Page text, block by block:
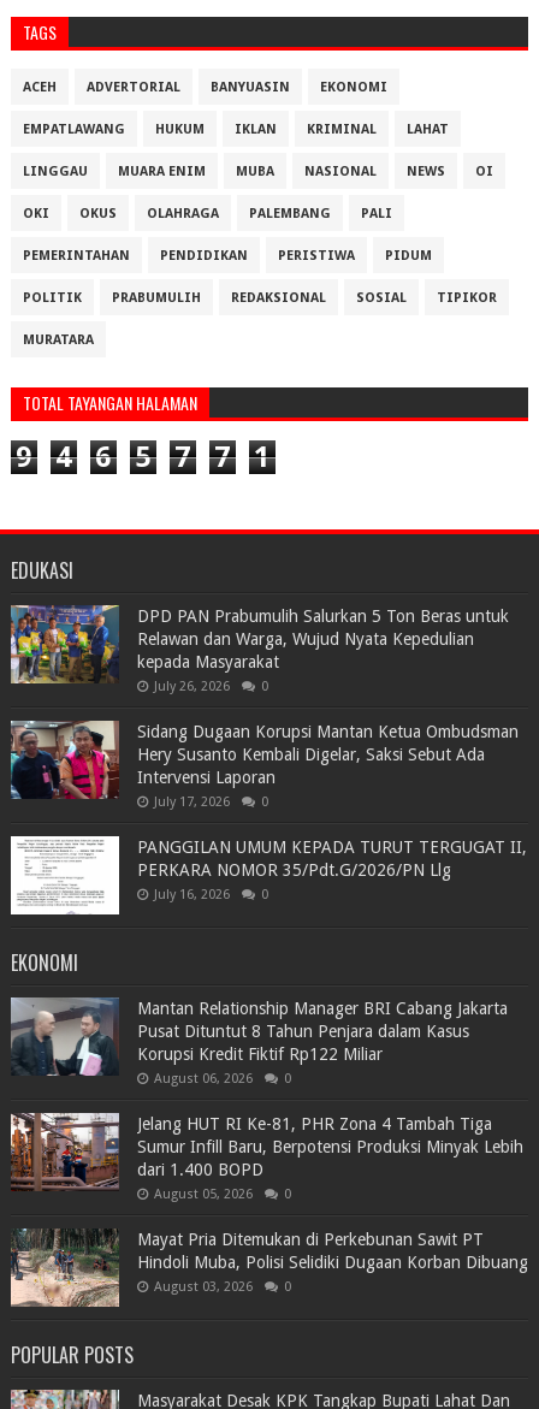
TAGS
ACEH ADVERTORIAL BANYUASIN EKONOMI
EMPATLAWANG HUKUM IKLAN KRIMINAL LAHAT
LINGGAU MUARA ENIM MUBA NASIONAL NEWS OI
OKI OKUS OLAHRAGA PALEMBANG PALI
PEMERINTAHAN PENDIDIKAN PERISTIWA PIDUM
POLITIK PRABUMULIH REDAKSIONAL SOSIAL TIPIKOR
MURATARA
TOTAL TAYANGAN HALAMAN
9 4 6 5 7 7 1
EDUKASI
DPD PAN Prabumulih Salurkan 5 Ton Beras untuk
Relawan dan Warga, Wujud Nyata Kepedulian
kepada Masyarakat
July 26, 2026 0
Sidang Dugaan Korupsi Mantan Ketua Ombudsman
Hery Susanto Kembali Digelar, Saksi Sebut Ada
Intervensi Laporan
July 17, 2026 0
PANGGILAN UMUM KEPADA TURUT TERGUGAT II,
PERKARA NOMOR 35/Pdt.G/2026/PN Llg
July 16, 2026 0
EKONOMI
Mantan Relationship Manager BRI Cabang Jakarta
Pusat Dituntut 8 Tahun Penjara dalam Kasus
Korupsi Kredit Fiktif Rp122 Miliar
August 06, 2026 0
Jelang HUT RI Ke-81, PHR Zona 4 Tambah Tiga
Sumur Infill Baru, Berpotensi Produksi Minyak Lebih
dari 1.400 BOPD
August 05, 2026 0
Mayat Pria Ditemukan di Perkebunan Sawit PT
Hindoli Muba, Polisi Selidiki Dugaan Korban Dibuang
August 03, 2026 0
POPULAR POSTS
Masyarakat Desak KPK Tangkap Bupati Lahat Dan